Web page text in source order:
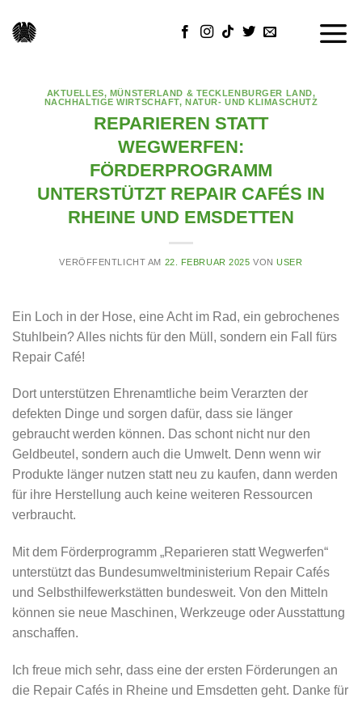
AKTUELLES, MÜNSTERLAND & TECKLENBURGER LAND,
NACHHALTIGE WIRTSCHAFT,NATUR- UND KLIMASCHUTZ
REPARIEREN STATT
WEGWERFEN:
FÖRDERPROGRAMM
UNTERSTÜTZT REPAIR CAFÉS IN
RHEINE UND EMSDETTEN
VERÖFFENTLICHT AM 22. FEBRUAR 2025 VONUSER
Ein Loch in der Hose, eine Acht im Rad, ein gebrochenes
Stuhlbein? Alles nichts für den Müll, sondern ein Fall fürs
Repair Café!
Dort unterstützen Ehrenamtliche beim Verarzten der
defekten Dinge und sorgen dafür, dass sie länger
gebraucht werden können. Das schont nicht nur den
Geldbeutel, sondern auch die Umwelt. Denn wenn wir
Produkte länger nutzen statt neu zu kaufen, dann werden
für ihre Herstellung auch keine weiteren Ressourcen
verbraucht.
Mit dem Förderprogramm „Reparieren statt Wegwerfen“
unterstützt das Bundesumweltministerium Repair Cafés
und Selbsthilfewerkstätten bundesweit. Von den Mitteln
können sie neue Maschinen, Werkzeuge oder Ausstattung
anschaffen.
Ich freue mich sehr, dass eine der ersten Förderungen an
die Repair Cafés in Rheine und Emsdetten geht. Danke für